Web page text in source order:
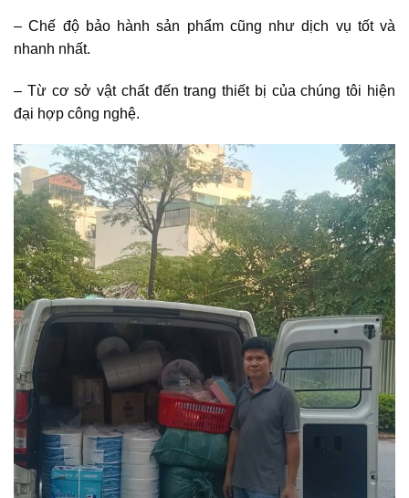
– Chế độ bảo hành sản phẩm cũng như dịch vụ tốt và
nhanh nhất.
– Từ cơ sở vật chất đến trang thiết bị của chúng tôi hiện
đại hợp công nghệ.